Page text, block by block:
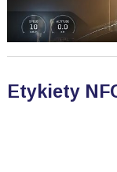
Etykiety